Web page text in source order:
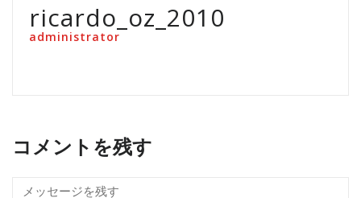
ricardo_oz_2010
administrator
コメントを残す